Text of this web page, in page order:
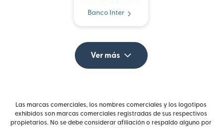
Banco Inter
Ver más
Las marcas comerciales, los nombres comerciales y los logotipos
exhibidos son marcas comerciales registradas de sus respectivos
propietarios. No se debe considerar afiliación o respaldo alguno por